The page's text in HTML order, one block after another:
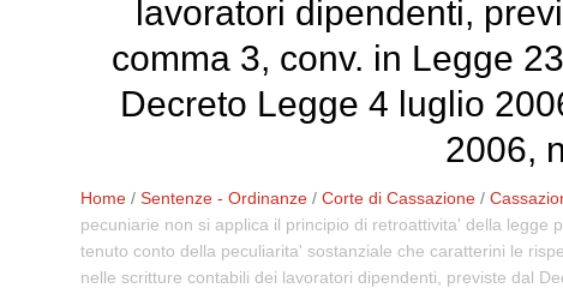
lavoratori dipendenti,
comma 3, conv. in Legge
Decreto Legge 4 luglio
2006,
Home /Sentenze - Ordinanze /Corte di Cassazione /
pecuniarie non si applica il principio di retroattivita' della
tenuto conto della peculiarita' sostanziale che caratterini le
nelle scritture contabili dei lavoratori dipendenti, previste dal